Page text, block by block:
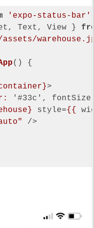
'expo-status-bar'
Text, View }
( ) {
>
'#33c ',
style={{
/>